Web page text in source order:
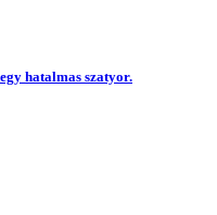
hatalmas szatyor.